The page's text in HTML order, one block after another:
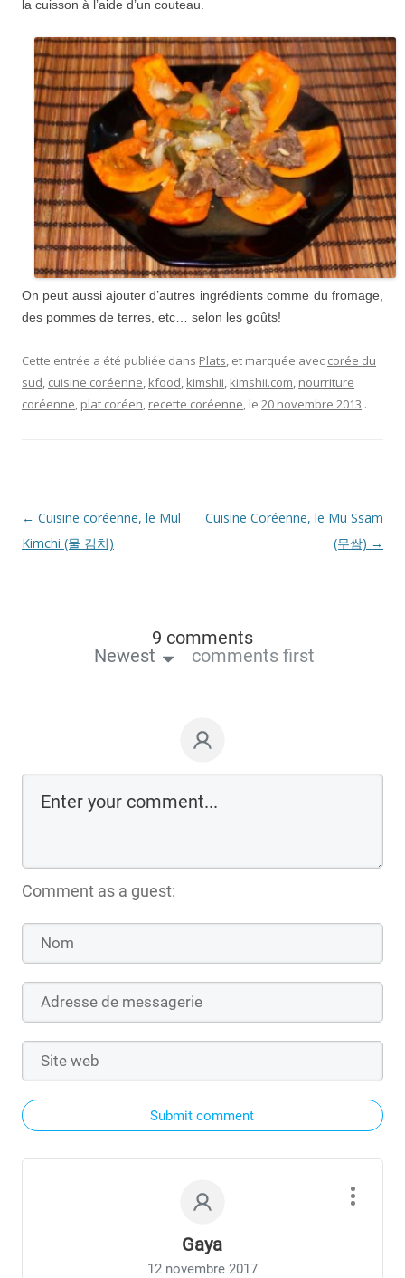
la cuisson à l’aide d’un couteau.
On peut aussi ajouter d’autres ingrédients comme du fromage,
des pommes de terres, etc… selon les goûts!
Cette entrée a été publiée dans Plats, et marquée avec corée du
sud, cuisine coréenne, kfood, kimshii, kimshii.com, nourriture
coréenne, plat coréen, recette coréenne, le 20 novembre 2013 .
Navigation
des
← Cuisine coréenne, le Mul
Kimchi (물 김치)
Cuisine Coréenne, le Mu Ssam
(무쌈) →
9 comments
Newest
comments first
Comment as a guest:
Submit comment
Gaya
12 novembre 2017